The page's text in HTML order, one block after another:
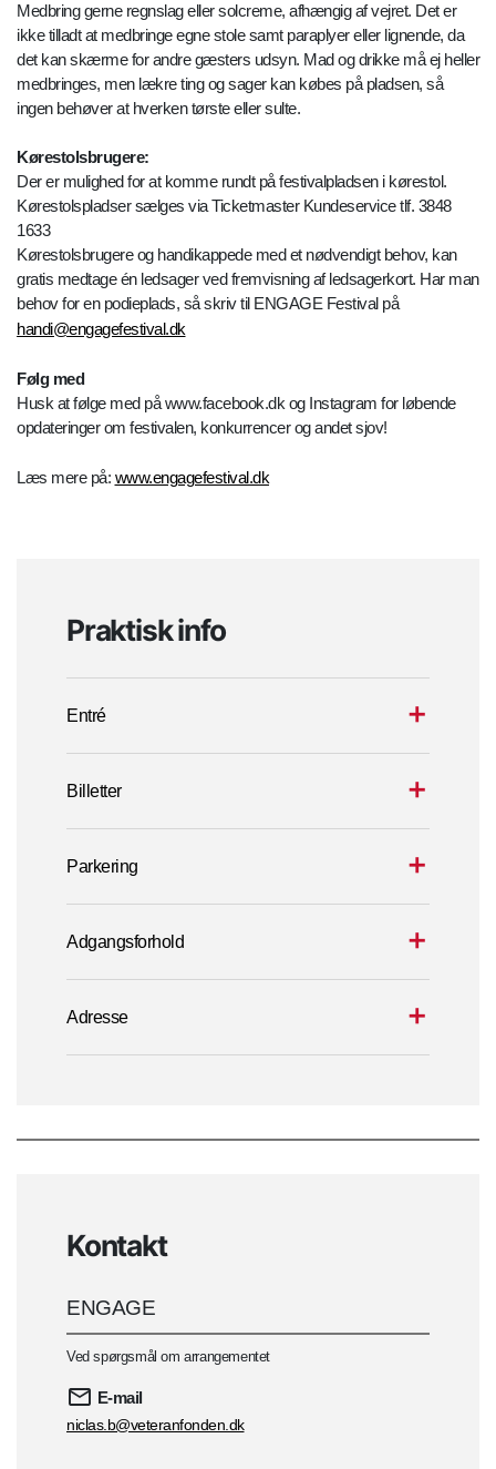
Medbring gerne regnslag eller solcreme, afhængig af vejret. Det er
ikke tilladt at medbringe egne stole samt paraplyer eller lignende, da
det kan skærme for andre gæsters udsyn. Mad og drikke må ej heller
medbringes, men lækre ting og sager kan købes på pladsen, så
ingen behøver at hverken tørste eller sulte.
Kørestolsbrugere:
Der er mulighed for at komme rundt på festivalpladsen i kørestol.
Kørestolspladser sælges via Ticketmaster Kundeservice tlf. 3848
1633
Kørestolsbrugere og handikappede med et nødvendigt behov, kan
gratis medtage én ledsager ved fremvisning af ledsagerkort. Har man
behov for en podieplads, så skriv til ENGAGE Festival på
handi@engagefestival.dk
Følg med
Husk at følge med på www.facebook.dk og Instagram for løbende
opdateringer om festivalen, konkurrencer og andet sjov!
Læs mere på: www.engagefestival.dk
Praktisk info
Entré
Billetter
Parkering
Adgangsforhold
Adresse
Kontakt
ENGAGE
Ved spørgsmål om arrangementet
E-mail
niclas.b@veteranfonden.dk